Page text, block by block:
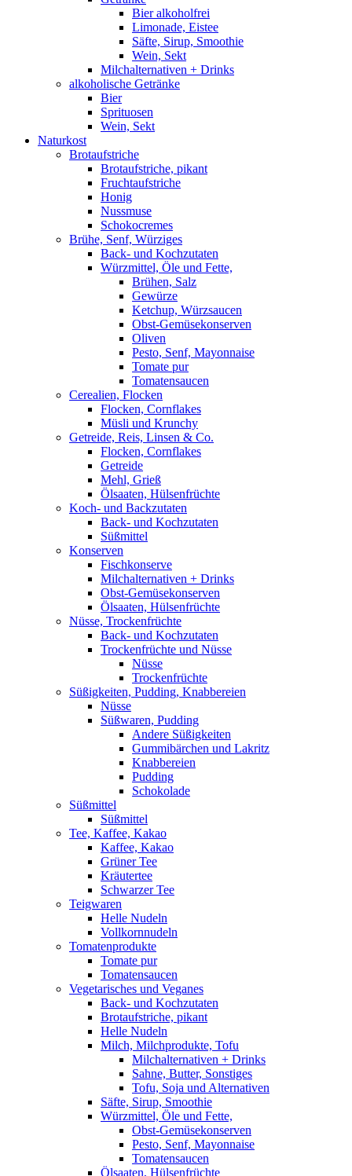
Bier alkoholfrei
Limonade, Eistee
Säfte, Sirup, Smoothie
Wein, Sekt
Milchalternativen + Drinks
alkoholische Getränke
Bier
Sprituosen
Wein, Sekt
Naturkost
Brotaufstriche
Brotaufstriche, pikant
Fruchtaufstriche
Honig
Nussmuse
Schokocremes
Brühe, Senf, Würziges
Back- und Kochzutaten
Würzmittel, Öle und Fette,
Brühen, Salz
Gewürze
Ketchup, Würzsaucen
Obst-Gemüsekonserven
Oliven
Pesto, Senf, Mayonnaise
Tomate pur
Tomatensaucen
Cerealien, Flocken
Flocken, Cornflakes
Müsli und Krunchy
Getreide, Reis, Linsen & Co.
Flocken, Cornflakes
Getreide
Mehl, Grieß
Ölsaaten, Hülsenfrüchte
Koch- und Backzutaten
Back- und Kochzutaten
Süßmittel
Konserven
Fischkonserve
Milchalternativen + Drinks
Obst-Gemüsekonserven
Ölsaaten, Hülsenfrüchte
Nüsse, Trockenfrüchte
Back- und Kochzutaten
Trockenfrüchte und Nüsse
Nüsse
Trockenfrüchte
Süßigkeiten, Pudding, Knabbereien
Nüsse
Süßwaren, Pudding
Andere Süßigkeiten
Gummibärchen und Lakritz
Knabbereien
Pudding
Schokolade
Süßmittel
Süßmittel
Tee, Kaffee, Kakao
Kaffee, Kakao
Grüner Tee
Kräutertee
Schwarzer Tee
Teigwaren
Helle Nudeln
Vollkornnudeln
Tomatenprodukte
Tomate pur
Tomatensaucen
Vegetarisches und Veganes
Back- und Kochzutaten
Brotaufstriche, pikant
Helle Nudeln
Milch, Milchprodukte, Tofu
Milchalternativen + Drinks
Sahne, Butter, Sonstiges
Tofu, Soja und Alternativen
Säfte, Sirup, Smoothie
Würzmittel, Öle und Fette,
Obst-Gemüsekonserven
Pesto, Senf, Mayonnaise
Tomatensaucen
Ölsaaten, Hülsenfrüchte